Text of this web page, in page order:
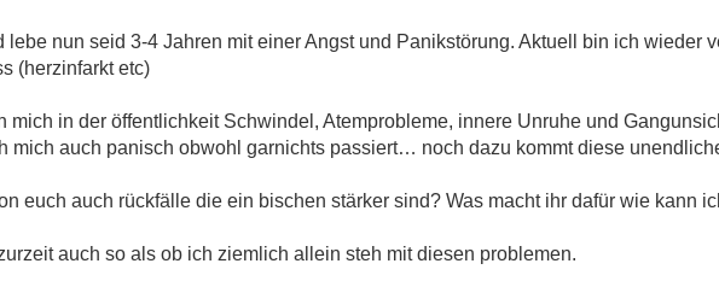
lebe nun seid 3-4 Jahren mit einer Angst und Panikstörung. Aktuell bin ich wieder
(herzinfarkt etc)
mich in der öffentlichkeit Schwindel, Atemprobleme, innere Unruhe und
mich auch panisch obwohl garnichts passiert… noch dazu kommt diese
euch auch rückfälle die ein bischen stärker sind? Was macht ihr dafür wie kann
auch so als ob ich ziemlich allein steh mit diesen problemen.